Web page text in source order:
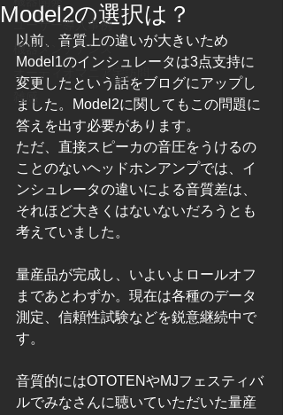
ユーザー導入事例
機器メンテナンス
オーディオマニア宅訪問
雑感
Model2の選択は？
以前、音質上の違いが大きいため
Model1のインシュレータは3点支持に
変更したという話をブログにアップし
ました。Model2に関してもこの問題に
答えを出す必要があります。
ただ、直接スピーカの音圧をうけるの
ことのないヘッドホンアンプでは、イ
ンシュレータの違いによる音質差は、
それほど大きくはないないだろうとも
考えていました。
量産品が完成し、いよいよロールオフ
まであとわずか。現在は各種のデータ
測定、信頼性試験などを鋭意継続中で
す。
音質的にはOTOTENやMJフェスティバ
ルでみなさんに聴いていただいた量産